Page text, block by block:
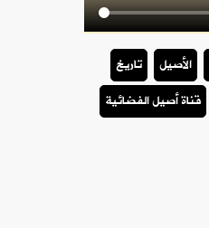
الأصيل
تاريخ
قناة أصيل الفضائية